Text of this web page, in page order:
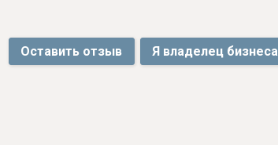
Оставить отзыв Я владелец бизнеса